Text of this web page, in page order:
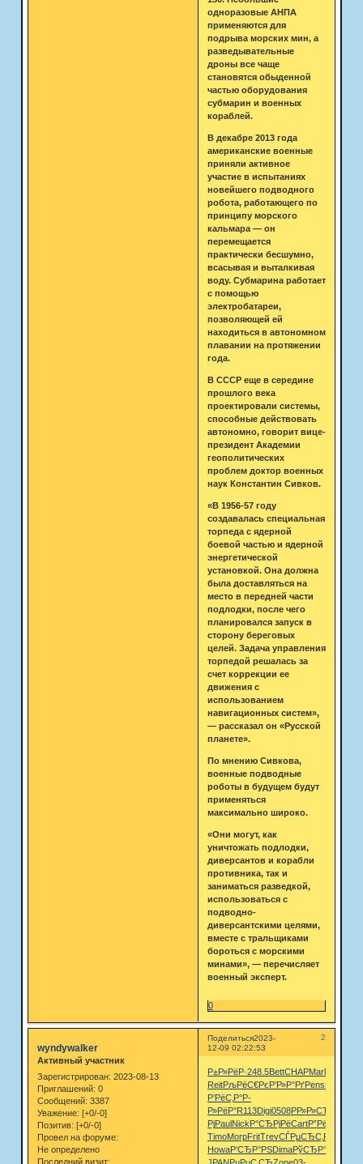
одноразовые АНПА
применяются для
подрыва морских мин, а
разведывательные
дроны все чаще
становятся обыденной
частью оборудования
субмарин и военных
кораблей.
В декабре 2013 года
американские военные
приняли активное
участие в испытаниях
новейшего подводного
робота, работающего по
принципу морского
кальмара — он
перемещается
практически бесшумно,
всасывая и выталкивая
воду. Субмарина работает
с помощью
электробатареи,
позволяющей ей
находиться в автономном
плавании на протяжении
года.
В СССР еще в середине
прошлого века
проектировали системы,
способные действовать
автономно, говорит вице-
президент Академии
геополитических
проблем доктор военных
наук Константин Сивков.
«В 1956-57 году
создавалась специальная
торпеда с ядерной
боевой частью и ядерной
энергетической
установкой. Она должна
была доставляться на
место в передней части
подлодки, после чего
планировался запуск в
сторону береговых
целей. Задача управления
торпедой решалась за
счет коррекции ее
движения с
использованием
навигационных систем»,
— рассказал он «Русской
планете».
По мнению Сивкова,
военные подводные
роботы в будущем будут
применяться
максимально широко.
«Они могут, как
уничтожать подлодки,
диверсантов и корабли
противника, так и
заниматься разведкой,
использоваться с
подводно-
диверсантскими целями,
вместе с тральщиками
бороться с морскими
минами», — перечисляет
военный эксперт.
0
Поделиться 2
2023-
12-09 02:22:53
wyndywalker
Активный участник
Зарегистрирован: 2023-08-13
Приглашений: 0
Сообщений: 3387
Уважение: [+0/-0]
Позитив: [+0/-0]
Провел на форуме:
Не определено
Последний визит:
Р±Р»РёР·248.5BettCHAPMark
ReitРљРёС€РєР’Р»Р°РґPens
Р’РёС‚Р°Р­
Р»РёР°R113Digi0508РР»Р»СЋ
РјPaulNickР°СЂРјРёCartР”РёРєРѕ
TimoMorpFritTrevСЃРµСЂС‚ Phil
HowaР‘СЂР°РЅDimaРўСЂР°Рї